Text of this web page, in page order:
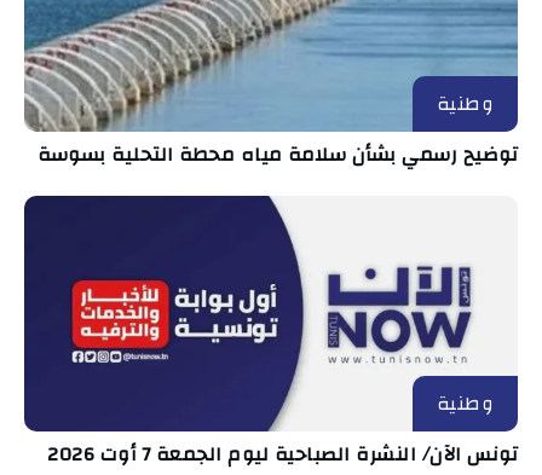
وطنية
توضيح رسمي بشأن سلامة مياه محطة التحلية بسوسة
وطنية
تونس الآن/ النشرة الصباحية ليوم الجمعة 7 أوت 2026